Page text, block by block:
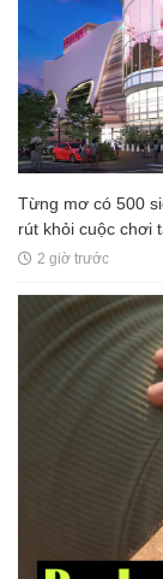
Từng mơ có 500
rút khỏi cuộc chơi
2 giờ trước